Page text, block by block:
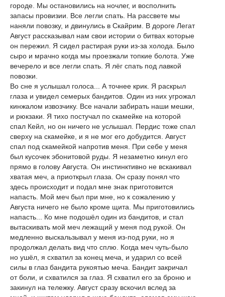
городе. Мы остановились на ночлег, и восполнить
запасы провизии. Все легли спать. На рассвете мы
наняли повозку, и двинулись в Скайрим. В дороге Легат
Август рассказывал нам свои истории о битвах которые
он пережил. Я сидел растирая руки из-за холода. Было
сыро и мрачно когда мы проезжали топкие болота. Уже
вечерело и все легли спать. Я лёг спать под лавкой
повозки.
Во сне я услышал голоса... А точнее крик. Я раскрыл
глаза и увидел семерых бандитов. Один из них угрожал
кинжалом извозчику. Все начали забирать наши мешки,
и рюкзаки. Я тихо постучал по скамейке на которой
спал Кейл, но он ничего не услышал. Пердис тоже спал
сверху на скамейке, и я не мог его добудится. Август
спал под скамейкой напротив меня. При себе у меня
был кусочек эбонитовой руды. Я незаметно кинул его
прямо в голову Августа. Он инстинктивно не вскакивал
хватая меч, а приоткрыл глаза. Он сразу понял что
здесь происходит и подал мне знак приготовится
напасть. Мой меч был при мне, но к сожалению у
Августа ничего не было кроме щита. Мы приготовились
напасть... Ко мне подошёл один из бандитов, и стал
вытаскивать мой меч лежащий у меня под рукой. Он
медленно выскальзывал у меня из-под руки, но я
продолжал делать вид что сплю. Когда меч чуть-было
но ушёл, я схватил за конец меча, и ударил со всей
силы в глаз бандита рукоятью меча. Бандит закричал
от боли, и схватился за глаз. Я схватил его за броню и
закинул на тележку. Август сразу вскочил вслед за